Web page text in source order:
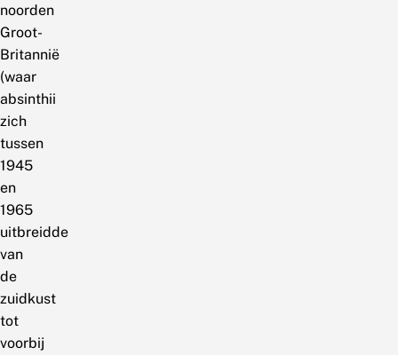
noorden
Groot-
Britannië
(waar
absinthii
zich
tussen
1945
en
1965
uitbreidde
van
de
zuidkust
tot
voorbij